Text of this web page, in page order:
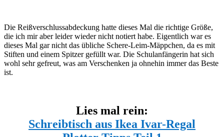
Die Reißverschlussabdeckung hatte dieses Mal die richtige Größe,
die ich mir aber leider wieder nicht notiert habe. Eigentlich war es
dieses Mal gar nicht das übliche Schere-Leim-Mäppchen, da es mit
Stiften und einem Spitzer gefüllt war. Die Schulanfängerin hat sich
wohl sehr gefreut, was am Verschenken ja ohnehin immer das Beste
ist.
Lies mal rein:
Schreibtisch aus Ikea Ivar-Regal